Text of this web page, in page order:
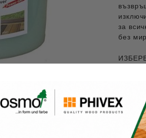
за
без
До